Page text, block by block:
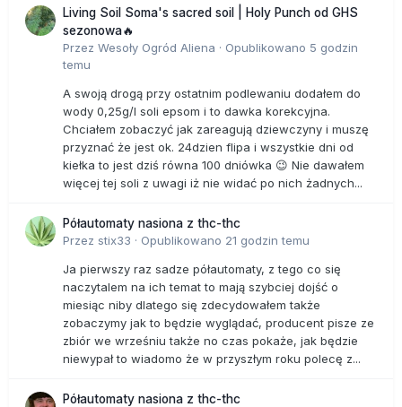
Living Soil Soma's sacred soil | Holy Punch od GHS
sezonowa🔥
Przez Wesoły Ogród Aliena · Opublikowano 5 godzin
temu
A swoją drogą przy ostatnim podlewaniu dodałem do
wody 0,25g/l soli epsom i to dawka korekcyjna.
Chciałem zobaczyć jak zareagują dziewczyny i muszę
przyznać że jest ok. 24dzien flipa i wszystkie dni od
kiełka to jest dziś równa 100 dniówka 😉 Nie dawałem
więcej tej soli z uwagi iż nie widać po nich żadnych...
Półautomaty nasiona z thc-thc
Przez stix33 · Opublikowano 21 godzin temu
Ja pierwszy raz sadze półautomaty, z tego co się
naczytalem na ich temat to mają szybciej dojść o
miesiąc niby dlatego się zdecydowałem także
zobaczymy jak to będzie wyglądać, producent pisze ze
zbiór we wrześniu także no czas pokaże, jak będzie
niewypał to wiadomo że w przyszłym roku polecę z...
Półautomaty nasiona z thc-thc